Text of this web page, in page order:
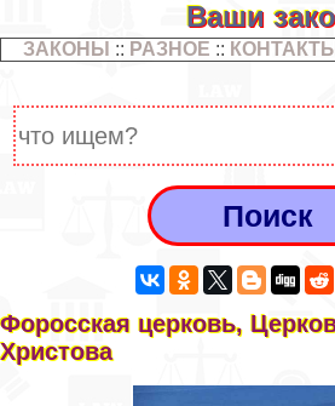
Ваши
ЗАКОНЫ :: РАЗНОЕ :: КОНТАКТЫ
Форосская церковь,
Христова